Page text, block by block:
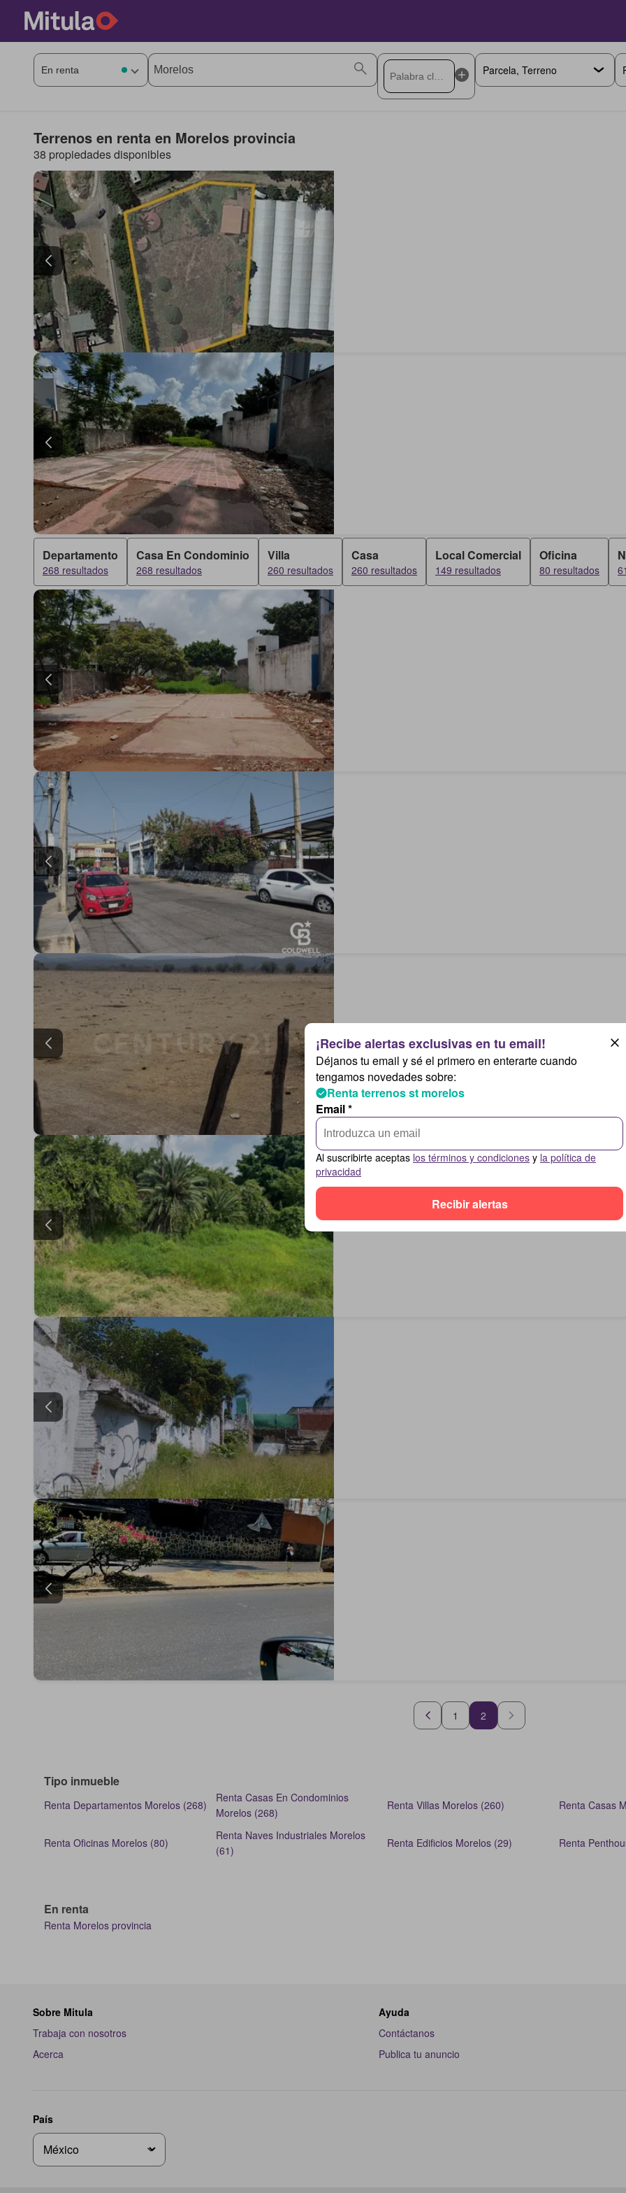
Terrenos en renta en Morelos provincia
38 propiedades disponibles
Departamento
268 resultados
Casa En Condominio
268 resultados
Villa
260 resultados
Casa
260 resultados
Local Comercial
149 resultados
Oficina
80 resultados
1 2
Tipo inmueble
Renta Departamentos Morelos (268)
Renta Casas En Condominios
Morelos (268)
Renta Villas Morelos (260) Renta Casas
Renta Oficinas Morelos (80)
Renta Naves Industriales Morelos
(61)
Renta Edificios Morelos (29) Renta
En renta
Renta Morelos provincia
Déjanos tu email y sé el primero en enterarte cuando
tengamos novedades sobre:
Renta terrenos st morelos
Email *
Al suscribirte aceptas los términos y condiciones y la política de
privacidad
Recibir alertas
Sobre Mitula
Trabaja con nosotros
Acerca
Ayuda
Contáctanos
Publica tu anuncio
País